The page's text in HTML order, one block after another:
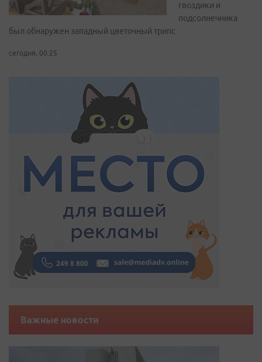
гвоздики и
подсолнечника
был обнаружен западный цветочный трипс
сегодня, 00:25
Важные новости